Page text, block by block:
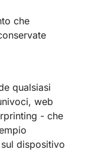
che
qualsiasi
web
- che
dispositivo